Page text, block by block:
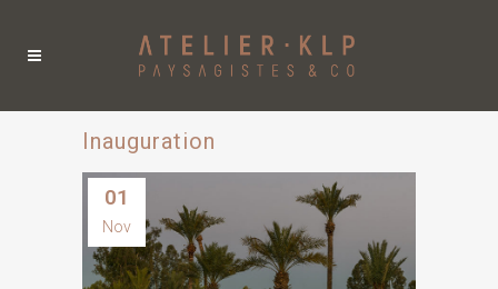
Inauguration
01
Nov